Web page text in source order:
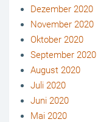
Dezember 2020
November 2020
Oktober 2020
September 2020
August 2020
Juli 2020
Juni 2020
Mai 2020